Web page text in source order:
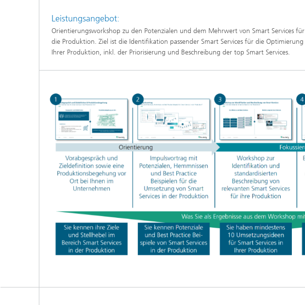
Leistungsangebot:
Orientierungsworkshop zu den Potenzialen und dem Mehrwert von Smart Services für
die Produktion. Ziel ist die Identifikation passender Smart Services für die Optimierung
Ihrer Produktion, inkl. der Priorisierung und Beschreibung der top Smart Services.